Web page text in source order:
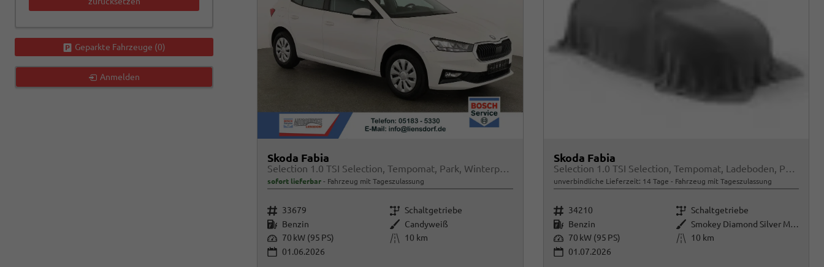
Skoda Fabia
Selection 1.0 TSI Selection, Tempomat, Park, Winterpaket, SmartLink, 4 J.-Garantie
sofort lieferbar Fahrzeug mit Tageszulassung
Fahrzeugnr. 33679 Getriebe Schaltgetriebe
Kraftstoff Benzin Außenfarbe Candyweiß
Leistung 70 kW (95 PS) Kilometerstand 10 km
01.06.2026
Skoda Fabia
Selection 1.0 TSI Selection, Tempomat, Ladeboden, Park, Winterpaket, SmartLink, 4-J Garantie
unverbindliche Lieferzeit: 14 Tage Fahrzeug mit Tageszulassung
Fahrzeugnr. 34210 Getriebe Schaltgetriebe
Kraftstoff Benzin Außenfarbe
Smokey Diamond Silver Metallic
Leistung 70 kW (95 PS) Kilometerstand
10 km
01.07.2026
Geparkte Fahrzeuge (0)
Anmelden